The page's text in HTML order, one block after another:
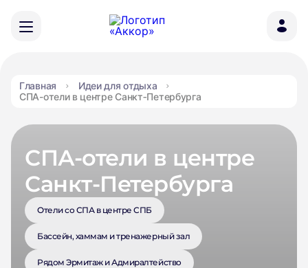
Главная
Идеи для отдыха
СПА-отели в центре Санкт‑Петербурга
СПА-отели в центре
Санкт‑Петербурга
Отели со СПА в центре СПБ
Бассейн, хаммам и тренажерный зал
Рядом Эрмитаж и Адмиралтейство